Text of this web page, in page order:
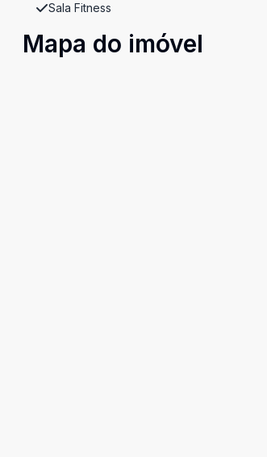
Sala Fitness
Mapa do imóvel